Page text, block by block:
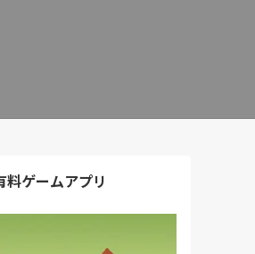
料ゲームアプリ